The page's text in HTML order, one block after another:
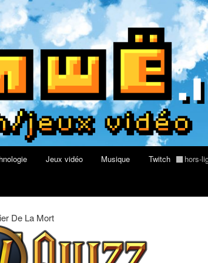
geek, tech et jeux
au Quizz World of Warcraft
Jeux vidéo Musique Twitch hors-
De La Mort